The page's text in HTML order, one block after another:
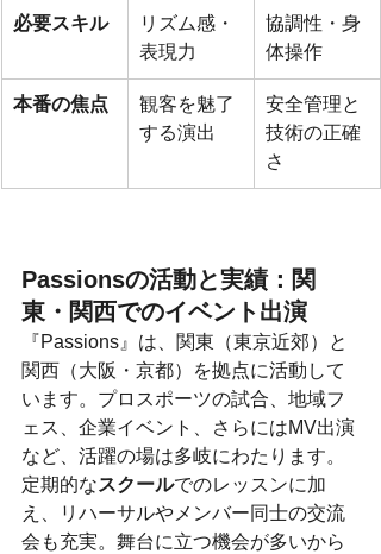
必要スキル
リズム感・
表現力
協調性・身
体操作
本番の焦点
観客を魅了
する演出
安全管理と
技術の正確
さ
Passionsの活動と実績：関
東・関西でのイベント出演
『Passions』は、関東（東京近郊）と
関西（大阪・京都）を拠点に活動して
います。プロスポーツの試合、地域フ
ェス、企業イベント、さらにはMV出演
など、活躍の場は多岐にわたります。
定期的なスクールでのレッスンに加
え、リハーサルやメンバー同士の交流
会も充実。舞台に立つ機会が多いから